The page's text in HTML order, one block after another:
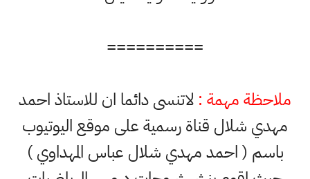
==========
ملاحظة مهمة : لاتنسى دائما ان للاستاذ احمد
مهدي شلال قناة رسمية على موقع اليوتيوب
باسم ( احمد مهدي شلال عباس المهداوي )